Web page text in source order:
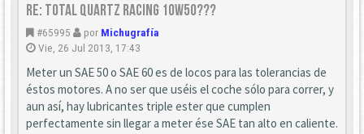
Re: TOTAL Quartz racing 10W50???
#65995 por Michugrafía
Vie, 26 Jul 2013, 17:43
Meter un SAE 50 o SAE 60 es de locos para las tolerancias de
éstos motores. A no ser que uséis el coche sólo para correr, y
aun así, hay lubricantes triple ester que cumplen
perfectamente sin llegar a meter ése SAE tan alto en caliente.